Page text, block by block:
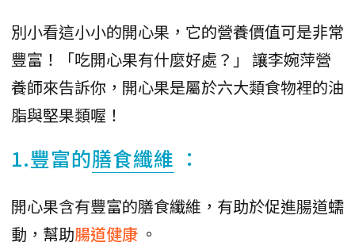
別小看這小小的開心果，它的營養價值可是非常
豐富！「吃開心果有什麼好處？」 讓李婉萍營
養師來告訴你，開心果是屬於六大類食物裡的油
脂與堅果類喔！
1.豐富的膳食纖維 ：
開心果含有豐富的膳食纖維，有助於促進腸道蠕
動，幫助腸道健康 。